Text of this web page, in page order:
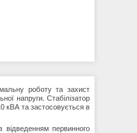
роботу та захист
напруги. Стабілізатор
кВА та застосовується в
первинного